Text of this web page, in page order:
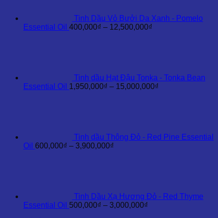
Tinh Dầu Vỏ Bưởi Da Xanh - Pomelo
Essential Oil 400,000₫ – 12,500,000₫
Tinh dầu Hạt Đậu Tonka - Tonka Bean
Essential Oil 1,950,000₫ – 15,000,000₫
Tinh dầu Thông Đỏ - Red Pine Essential
Oil 600,000₫ – 3,900,000₫
Tinh Dầu Xạ Hương Đỏ - Red Thyme
Essential Oil 500,000₫ – 3,000,000₫